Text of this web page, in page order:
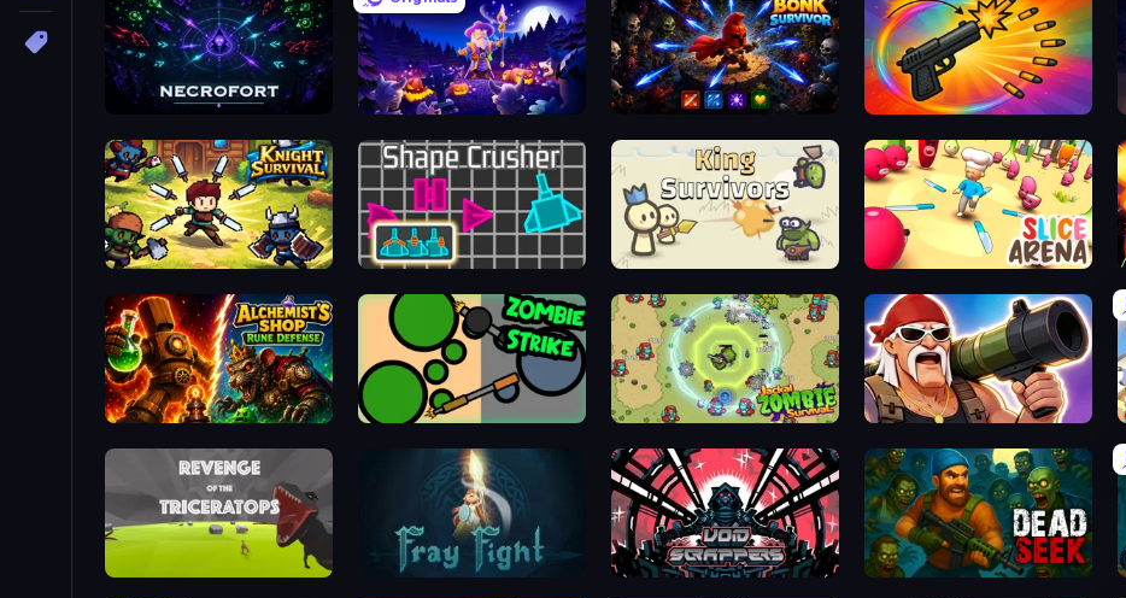
Necrofort Wizard.io Bonk Survivor: Roguelike Chair Force Buzz
Knight Survival Shape Crusher King Survivors Slice Arena
Alchemist's Shop: Rune Defense ZombieStrike Jackal Zombie Survival Survival Ops
Fray Fight Void Scrappers Dead Seek